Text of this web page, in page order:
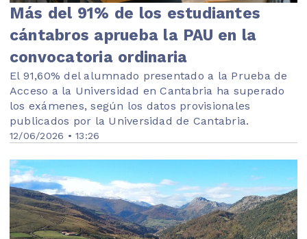
12/06/2026 • 13:26
Más del 91% de los estudiantes
cántabros aprueba la PAU en la
convocatoria ordinaria
El 91,60% del alumnado presentado a la Prueba de
Acceso a la Universidad en Cantabria ha superado
los exámenes, según los datos provisionales
publicados por la Universidad de Cantabria.